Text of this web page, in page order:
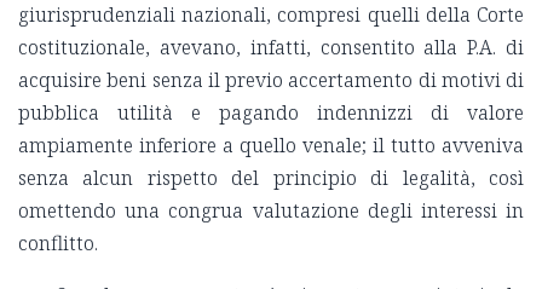
giurisprudenziali nazionali, compresi quelli della Corte
costituzionale, avevano, infatti, consentito alla P.A. di
acquisire beni senza il previo accertamento di motivi di
pubblica utilità e pagando indennizzi di valore
ampiamente inferiore a quello venale; il tutto avveniva
senza alcun rispetto del principio di legalità, così
omettendo una congrua valutazione degli interessi in
conflitto.